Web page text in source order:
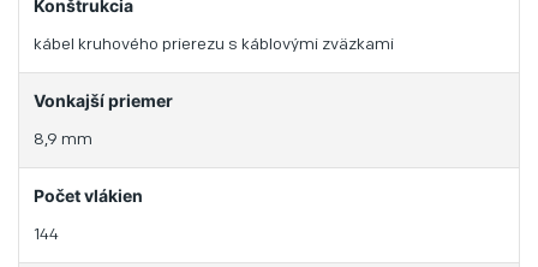
Konštrukcia
kábel kruhového prierezu s káblovými zväzkami
Vonkajší priemer
8,9 mm
Počet vlákien
144